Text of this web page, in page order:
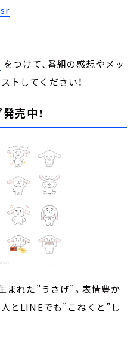
をつけて、番組の感想やメッ
トしてください！
売中！
まれた”うさげ”。表情豊か
とLINEでも”こねくと”し